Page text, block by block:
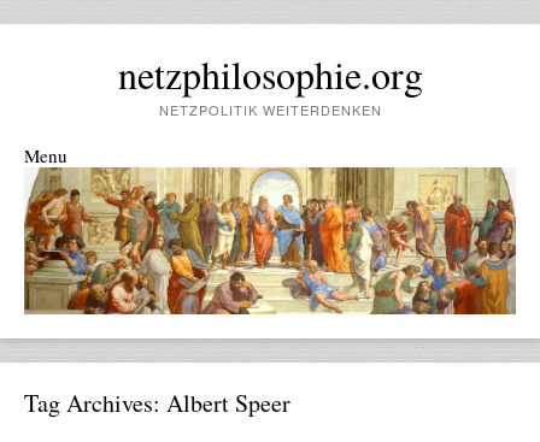
netzphilosophie.org
NETZPOLITIK WEITERDENKEN
Menu
Skip to content
Tag Archives: Albert Speer